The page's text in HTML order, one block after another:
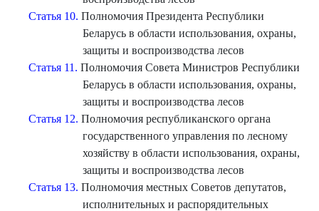
Статья 10. Полномочия Президента Республики
Беларусь в области использования, охраны,
защиты и воспроизводства лесов
Статья 11. Полномочия Совета Министров Республики
Беларусь в области использования, охраны,
защиты и воспроизводства лесов
Статья 12. Полномочия республиканского органа
государственного управления по лесному
хозяйству в области использования, охраны,
защиты и воспроизводства лесов
Статья 13. Полномочия местных Советов депутатов,
исполнительных и распорядительных